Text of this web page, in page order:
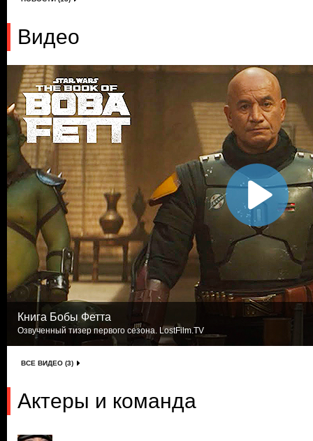
Видео
Книга Бобы Фетта
Озвученный тизер первого сезона. LostFilm.TV
ВСЕ ВИДЕО (3)
Актеры и команда